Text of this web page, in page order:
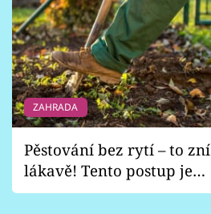
ZAHRADA
Pěstování bez rytí – to zní
lákavě! Tento postup je
vhodný jen pro některé